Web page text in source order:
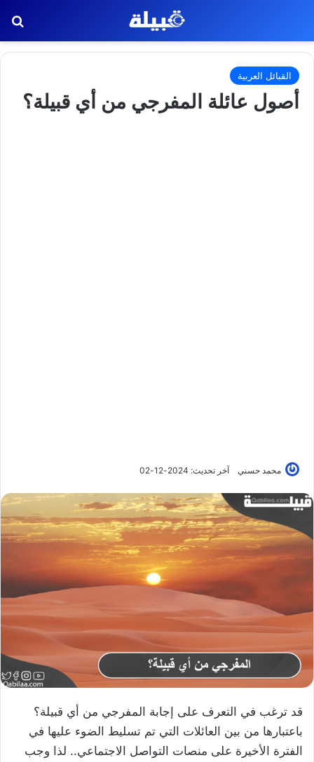
القبائل العربية
أصول عائلة المفرجي من أي قبيلة؟
محمد حسني آخر تحديث: 2024-12-02
قد ترغب في التعرف على إجابة المفرجي من أي قبيلة؟
باعتبارها من بين العائلات التي تم تسليط الضوء عليها في
الفترة الأخيرة على منصات التواصل الاجتماعي.. لذا وجب